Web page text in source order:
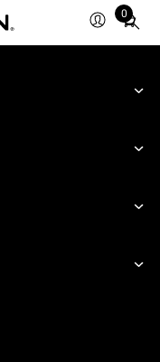
0
Total
items
cart: